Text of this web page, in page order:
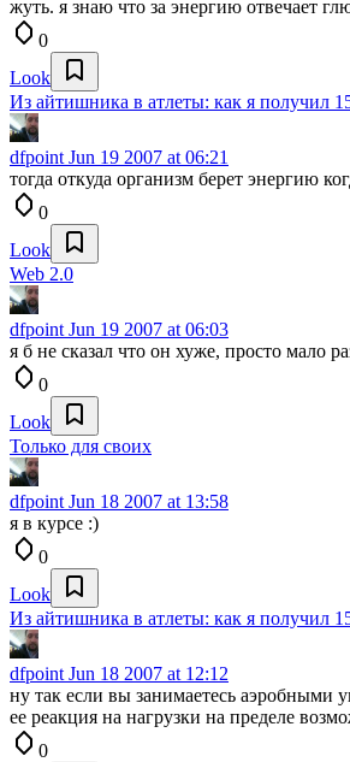
жуть. я знаю что за энергию отвечает
0
Look
Из айтишника в атлеты: как я получил
dfpoint Jun 19 2007 at 06:21
тогда откуда организм берет энергию
0
Look
Web 2.0
dfpoint Jun 19 2007 at 06:03
я б не сказал что он хуже, просто мало
0
Look
Только для своих
dfpoint Jun 18 2007 at 13:58
я в курсе :)
0
Look
Из айтишника в атлеты: как я получил
dfpoint Jun 18 2007 at 12:12
ну так если вы занимаетесь аэробными
ее реакция на нагрузки на пределе
0